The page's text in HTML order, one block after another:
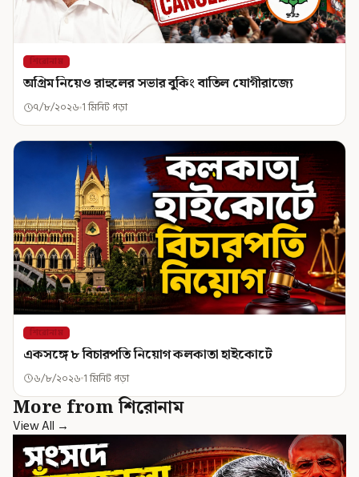
শিরোনাম
অগ্রিম নিয়েও রাহুলের সভার বুকিং বাতিল যোগীরাজ্যে
৭/৮/২০২৬ 1 মিনিট পড়া
শিরোনাম
একসঙ্গে ৮ বিচারপতি নিয়োগ কলকাতা হাইকোর্টে
৬/৮/২০২৬ 1 মিনিট পড়া
More from শিরোনাম
View All →